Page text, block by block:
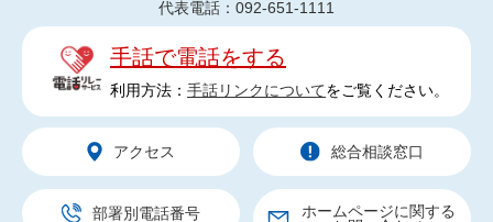
代表電話：092-651-1111
手話で電話をする
利用方法： 手話リンクについてをご覧ください。
アクセス 総合相談窓口
部署別電話番号
ホームページに関する